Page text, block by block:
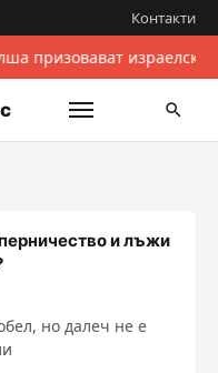
Контакти
призовават
и лъжи
но далеч не е